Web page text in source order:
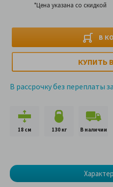
*Цена указана со скидкой
В
КУПИТЬ В
В рассрочку без переплаты за
18 см 130 кг В наличии